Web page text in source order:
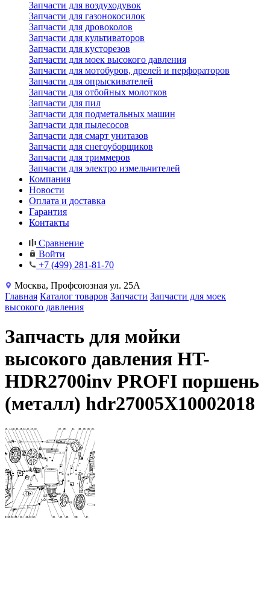
Запчасти для воздуходувок
Запчасти для газонокосилок
Запчасти для дровоколов
Запчасти для культиваторов
Запчасти для кусторезов
Запчасти для моек высокого давления
Запчасти для мотобуров, дрелей и перфораторов
Запчасти для опрыскивателей
Запчасти для отбойных молотков
Запчасти для пил
Запчасти для подметальных машин
Запчасти для пылесосов
Запчасти для смарт унитазов
Запчасти для снегоуборщиков
Запчасти для триммеров
Запчасти для электро измельчителей
Компания
Новости
Оплата и доставка
Гарантия
Контакты
Сравнение
Войти
+7 (499) 281-81-70
Москва, Профсоюзная ул. 25А
Главная Каталог товаров Запчасти Запчасти для моек
высокого давления
Запчасть для мойки
высокого давления HT-
HDR2700inv PROFI поршень
(металл) hdr27005X10002018